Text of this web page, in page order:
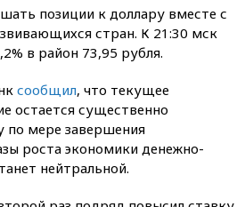
позиции к доллару вместе с
стран. К 21:30 мск
в район 73,95 рубля.
сообщил, что текущее
остается существенно
мере завершения
роста экономики денежно-
нейтральной.